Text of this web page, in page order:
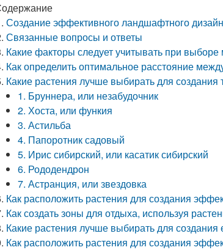
Создание эффективного ландшафтного
Связанные вопросы и ответы
Какие факторы следует учитывать при
Как определить оптимальное расстояние
Какие растения лучше выбирать для создания
1. Бруннера, или незабудочник
2. Хоста, или функия
3. Астильба
4. Папоротник садовый
5. Ирис сибирский, или касатик сибирский
6. Рододендрон
7. Астранция, или звездовка
Как расположить растения для создания
Как создать зоны для отдыха, используя
Какие растения лучше выбирать для создания
Как расположить растения для создания